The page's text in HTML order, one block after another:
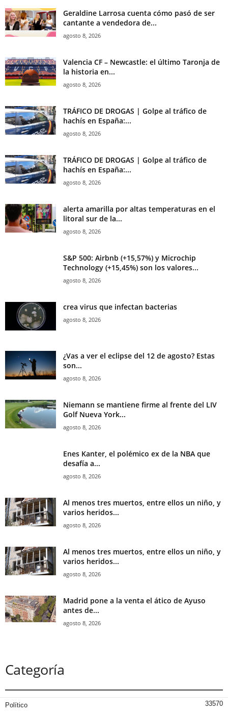
Geraldine Larrosa cuenta cómo pasó de ser
cantante a vendedora de...
agosto 8, 2026
Valencia CF – Newcastle: el último Taronja de
la historia en...
agosto 8, 2026
TRÁFICO DE DROGAS | Golpe al tráfico de
hachís en España:...
agosto 8, 2026
TRÁFICO DE DROGAS | Golpe al tráfico de
hachís en España:...
agosto 8, 2026
alerta amarilla por altas temperaturas en el
litoral sur de la...
agosto 8, 2026
S&P 500: Airbnb (+15,57%) y Microchip
Technology (+15,45%) son los valores...
agosto 8, 2026
crea virus que infectan bacterias
agosto 8, 2026
¿Vas a ver el eclipse del 12 de agosto? Estas
son...
agosto 8, 2026
Niemann se mantiene firme al frente del LIV
Golf Nueva York...
agosto 8, 2026
Enes Kanter, el polémico ex de la NBA que
desafía a...
agosto 8, 2026
Al menos tres muertos, entre ellos un niño, y
varios heridos...
agosto 8, 2026
Al menos tres muertos, entre ellos un niño, y
varios heridos...
agosto 8, 2026
Madrid pone a la venta el ático de Ayuso
antes de...
agosto 8, 2026
Categoría
Político
33570